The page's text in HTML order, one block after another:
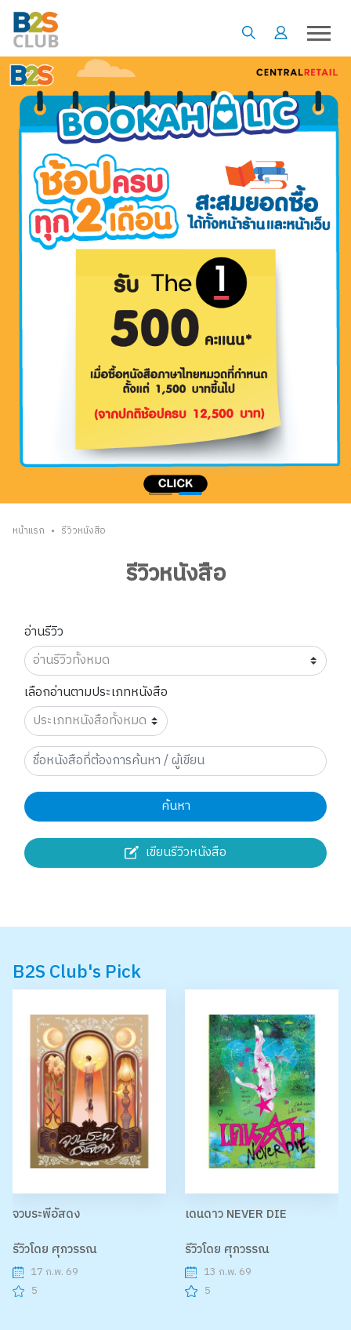
หน้าแรก • รีวิวหนังสือ
รีวิวหนังสือ
อ่านรีวิว
เลือกอ่านตามประเภทหนังสือ
ค้นหา
เขียนรีวิวหนังสือ
B2S Club's Pick
จวบระพีอัสดง
รีวิวโดย ศุภวรรณ
17 ก.พ. 69
5
เดนดาว NEVER DIE
รีวิวโดย ศุภวรรณ
13 ก.พ. 69
5